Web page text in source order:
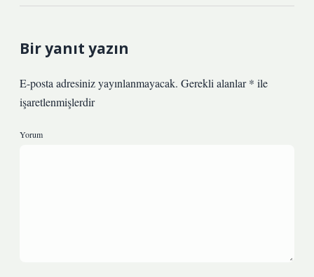
Bir yanıt yazın
E-posta adresiniz yayınlanmayacak. Gerekli alanlar* ile
işaretlenmişlerdir
Yorum